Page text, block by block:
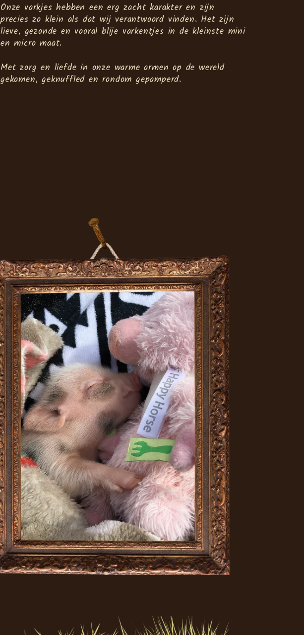
Onze varkjes hebben een erg zacht karakter en zijn
precies zo klein als dat wij verantwoord vinden. Het zijn
lieve, gezonde en vooral blije varkentjes in de kleinste mini
en micro maat.
Met zorg en liefde in onze warme armen op de wereld
gekomen, geknuffled en rondom gepamperd.